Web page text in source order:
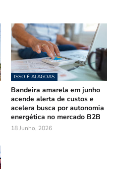
ISSO É ALAGOAS
Bandeira amarela em junho
acende alerta de custos e
acelera busca por autonomia
energética no mercado B2B
18 Junho, 2026